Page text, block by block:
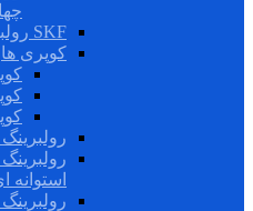
SKF رولبرینگ
کوپری ها
استوانه